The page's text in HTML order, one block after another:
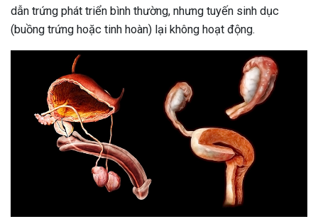
dẫn trứng phát triển bình thường, nhưng tuyến sinh dục
(buồng trứng hoặc tinh hoàn) lại không hoạt động.